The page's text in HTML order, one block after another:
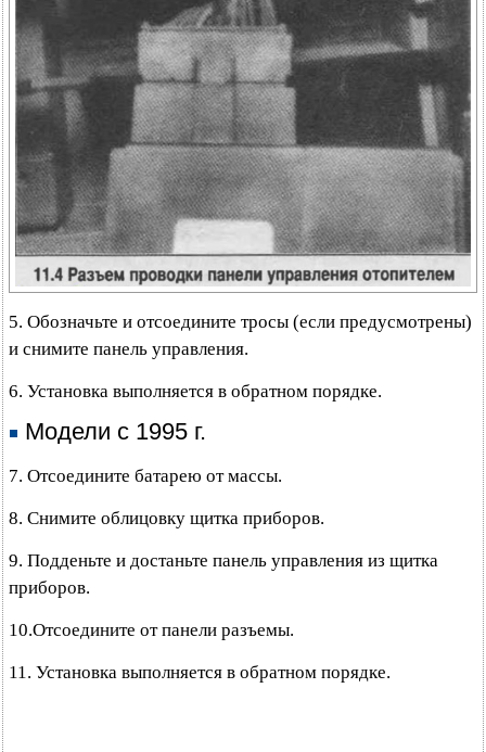
5. Обозначьте и отсоедините тросы (если предусмотрены)
и снимите панель управления.
6. Установка выполняется в обратном порядке.
Модели с 1995 г.
7. Отсоедините батарею от массы.
8. Снимите облицовку щитка приборов.
9. Подденьте и достаньте панель управления из щитка
приборов.
10.Отсоедините от панели разъемы.
11. Установка выполняется в обратном порядке.